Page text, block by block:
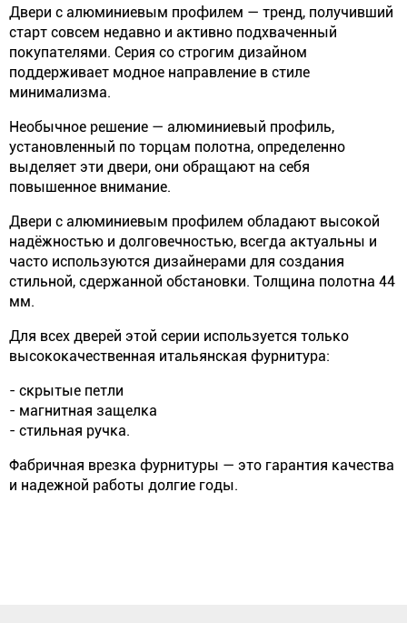
Двери с алюминиевым профилем — тренд, получивший
старт совсем недавно и активно подхваченный
покупателями. Серия со строгим дизайном
поддерживает модное направление в стиле
минимализма.
Необычное решение — алюминиевый профиль,
установленный по торцам полотна, определенно
выделяет эти двери, они обращают на себя
повышенное внимание.
Двери с алюминиевым профилем обладают высокой
надёжностью и долговечностью, всегда актуальны и
часто используются дизайнерами для создания
стильной, сдержанной обстановки. Толщина полотна 44
мм.
Для всех дверей этой серии используется только
высококачественная итальянская фурнитура:
- скрытые петли
- магнитная защелка
- стильная ручка.
Фабричная врезка фурнитуры — это гарантия качества
и надежной работы долгие годы.